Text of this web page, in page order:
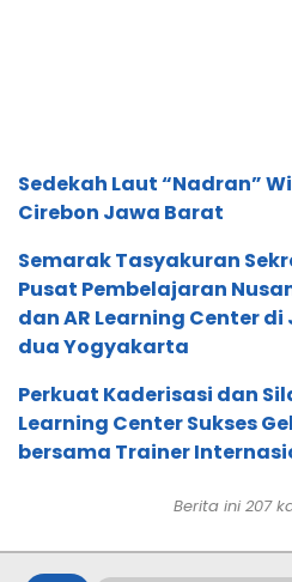
Sedekah Laut “Nadran”
Cirebon Jawa Barat
Semarak Tasyakuran
Pusat Pembelajaran
dan AR Learning Center
dua Yogyakarta
Perkuat Kaderisasi dan
Learning Center Sukses
bersama Trainer
Berita ini 207